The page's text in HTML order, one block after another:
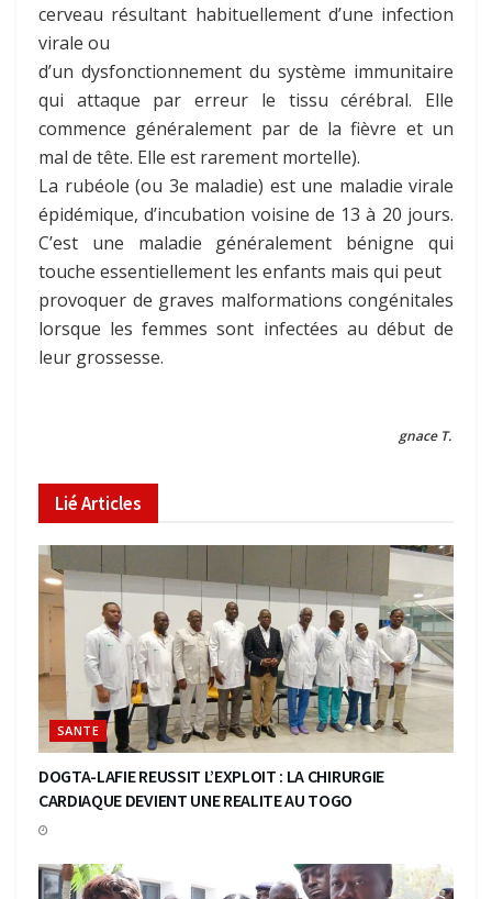
cerveau résultant habituellement d’une infection
virale ou
d’un dysfonctionnement du système immunitaire
qui attaque par erreur le tissu cérébral. Elle
commence généralement par de la fièvre et un
mal de tête. Elle est rarement mortelle).
La rubéole (ou 3e maladie) est une maladie virale
épidémique, d’incubation voisine de 13 à 20 jours.
C’est une maladie généralement bénigne qui
touche essentiellement les enfants mais qui peut
provoquer de graves malformations congénitales
lorsque les femmes sont infectées au début de
leur grossesse.
gnace T.
LiéArticles
SANTE
DOGTA-LAFIE REUSSIT L’EXPLOIT : LA CHIRURGIE
CARDIAQUE DEVIENT UNE REALITE AU TOGO